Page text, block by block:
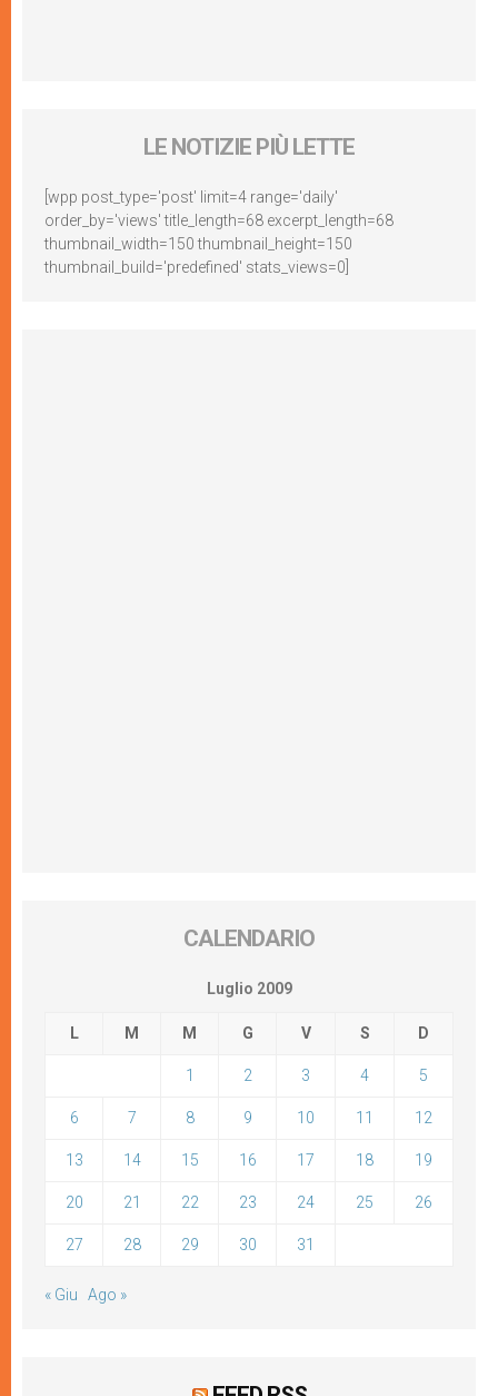
LE NOTIZIE PIÙ LETTE
[wpp post_type='post' limit=4 range='daily'
order_by='views' title_length=68 excerpt_length=68
thumbnail_width=150 thumbnail_height=150
thumbnail_build='predefined' stats_views=0]
CALENDARIO
Luglio 2009
L M M G V S D
1 2 3 4 5
6 7 8 9 10 11 12
13 14 15 16 17 18 19
20 21 22 23 24 25 26
27 28 29 30 31
« Giu Ago »